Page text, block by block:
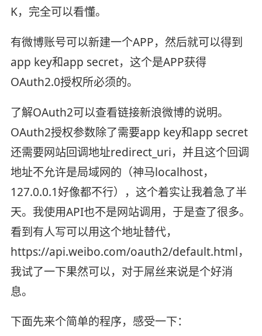
K，完全可以看懂。
有微博账号可以新建一个APP，然后就可以得到
app key和app secret，这个是APP获得
OAuth2.0授权所必须的。
了解OAuth2可以查看链接新浪微博的说明。
OAuth2授权参数除了需要app key和app secret
还需要网站回调地址redirect_uri，并且这个回调
地址不允许是局域网的（神马localhost，
127.0.0.1好像都不行），这个着实让我着急了半
天。我使用API也不是网站调用，于是查了很多。
看到有人写可以用这个地址替代，
https://api.weibo.com/oauth2/default.html，
我试了一下果然可以，对于屌丝来说是个好消
息。
下面先来个简单的程序，感受一下：